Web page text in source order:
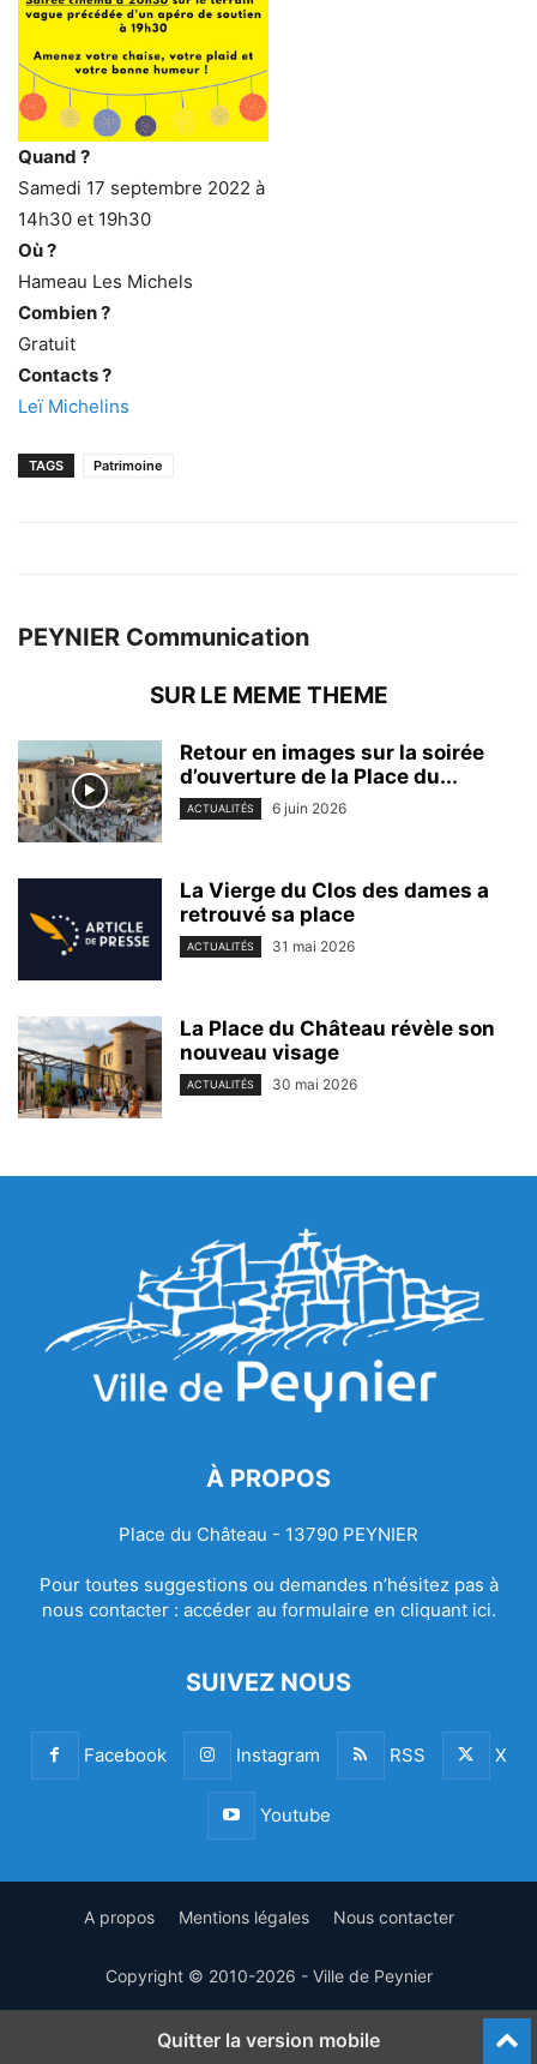
Quand ?
Samedi 17 septembre 2022 à
14h30 et 19h30
Où ?
Hameau Les Michels
Combien ?
Gratuit
Contacts ?
Leï Michelins
TAGS Patrimoine
PEYNIER Communication
SUR LE MEME THEME
Retour en images sur la soirée
d’ouverture de la Place du...
ACTUALITÉS 6 juin 2026
La Vierge du Clos des dames a
retrouvé sa place
ACTUALITÉS 31 mai 2026
La Place du Château révèle son
nouveau visage
ACTUALITÉS 30 mai 2026
À PROPOS
Place du Château - 13790 PEYNIER
Pour toutes suggestions ou demandes n’hésitez pas à
nous contacter : accéder au formulaire en cliquant ici.
SUIVEZ NOUS
Facebook Instagram RSS X
Youtube
A propos Mentions légales Nous contacter
Copyright © 2010-2026 - Ville de Peynier
Quitter la version mobile